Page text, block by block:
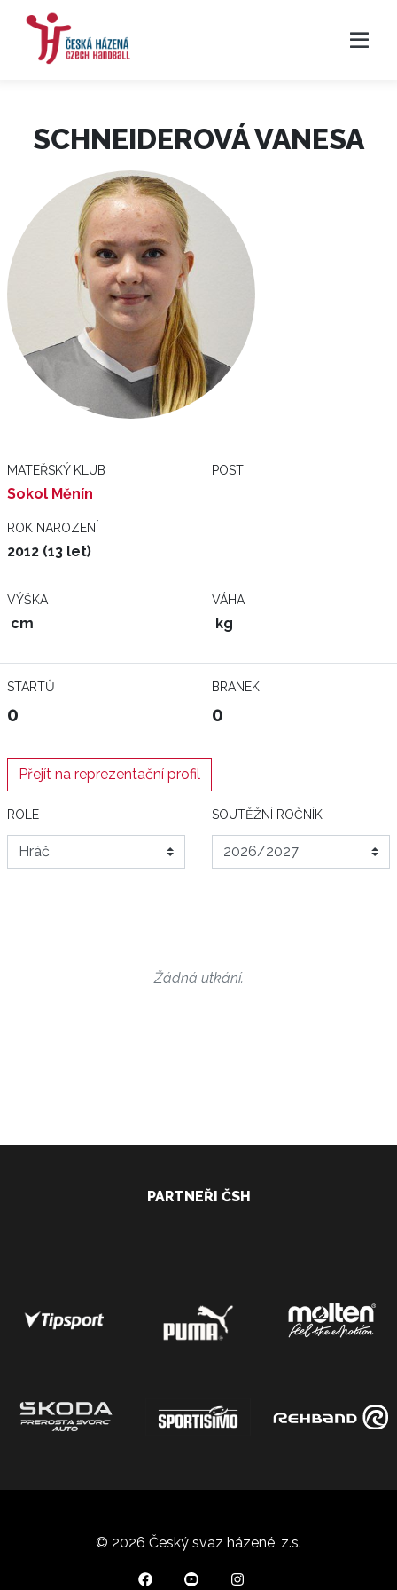
SCHNEIDEROVÁ VANESA
MATEŘSKÝ KLUB
Sokol Měnín
POST
ROK NAROZENÍ
2012 (13 let)
VÝŠKA
cm
VÁHA
kg
STARTŮ
0
BRANEK
0
Přejít na reprezentační profil
ROLE SOUTĚŽNÍ ROČNÍK
Žádná utkání.
PARTNEŘI ČSH
© 2026 Český svaz házené, z.s.